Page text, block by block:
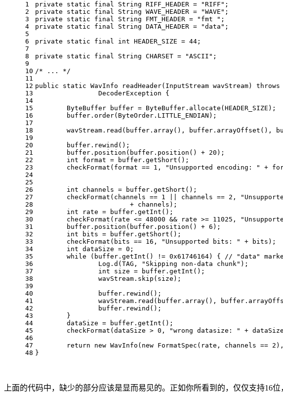
1
2
3
4
5
6
7
8
9
10
11
12
13
14
15
16
17
18
19
20
21
22
23
24
25
26
27
28
29
30
31
32
33
34
35
36
37
38
39
40
41
42
43
44
45
46
47
48
private static final String RIFF_HEADER = "RIFF" ;
private
static final String WAVE_HEADER = "WAVE" ;
private
static final String FMT_HEADER = "fmt " ;
private
static final String DATA_HEADER = "data" ;
private
static final int HEADER_SIZE = 44 ;
private
static final String CHARSET = "ASCII" ;
/* ... */
public
static WavInfo readHeader(InputStream wavStream) throws
		DecoderException {
ByteBuffer
buffer = ByteBuffer.allocate(HEADER_SIZE);
	buffer.order(ByteOrder.LITTLE_ENDIAN);
wavStream.read(buffer.array(), buffer.arrayOffset(),
	buffer.rewind();
	buffer.position(buffer.position() +
20 );
int
format = buffer.getShort();
	checkFormat(format ==
1 , "Unsupported encoding: " +
int
channels = buffer.getShort();
	checkFormat(channels ==
1 || channels == 2 ,
			+ channels);
int
rate = buffer.getInt();
	checkFormat(rate <=
48000 && rate >= 11025 ,
	buffer.position(buffer.position() +
6 );
int
bits = buffer.getShort();
	checkFormat(bits ==
16 , "Unsupported bits: "
+ bits);
int dataSize = 0 ;
while (buffer.getInt() != 0x61746164) { // "data"
		Log.d(TAG,
"Skipping non-data chunk" );
int
size = buffer.getInt();
		wavStream.skip(size);
		buffer.rewind();
wavStream.read(buffer.array(),
		buffer.rewind();
	}
	dataSize = buffer.getInt();
	checkFormat(dataSize >
0 , "wrong datasize: "
+
return
new WavInfo ( new FormatSpec (rate, channels == 2
}
上面的代码中，缺少的部分应该是显而易见的。正如你所看到的，仅仅支持16